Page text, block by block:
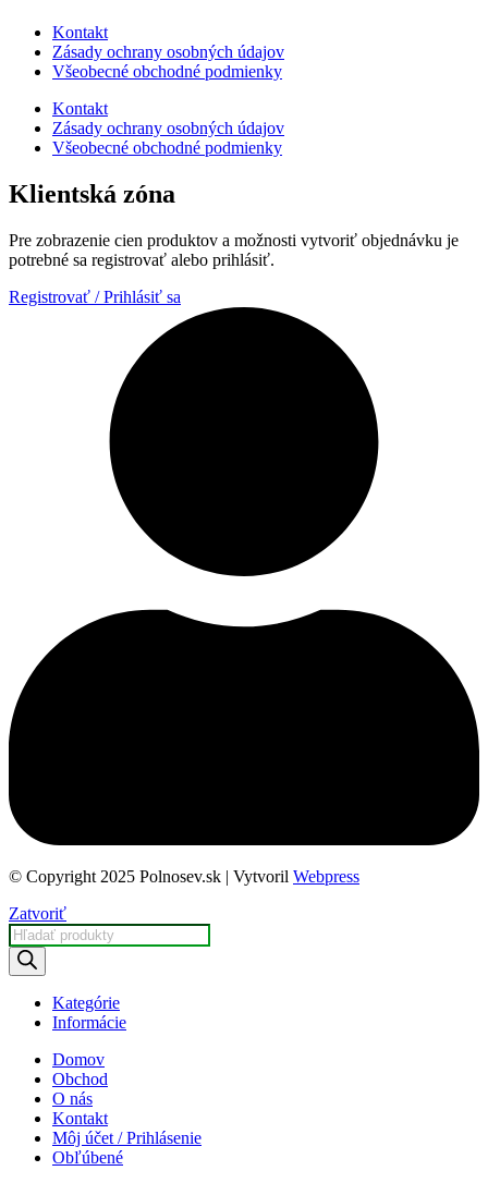
Kontakt
Zásady ochrany osobných údajov
Všeobecné obchodné podmienky
Kontakt
Zásady ochrany osobných údajov
Všeobecné obchodné podmienky
Klientská zóna
Pre zobrazenie cien produktov a možnosti vytvoriť objednávku je
potrebné sa registrovať alebo prihlásiť.
Registrovať / Prihlásiť sa
© Copyright 2025 Polnosev.sk | Vytvoril Webpress
Zatvoriť
Products
search
Kategórie
Informácie
Domov
Obchod
O nás
Kontakt
Môj účet / Prihlásenie
Obľúbené